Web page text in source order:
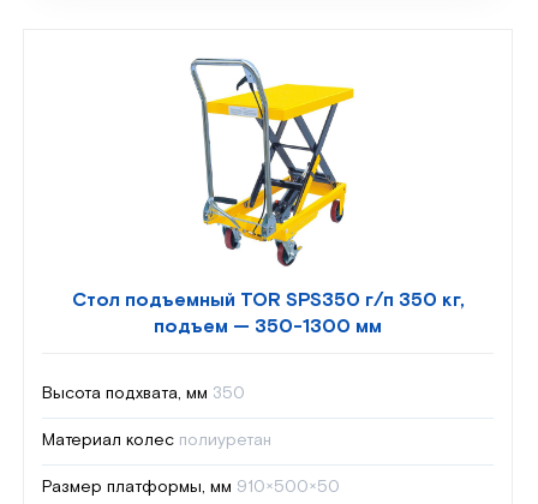
Стол подъемный TOR SPS350 г/п 350 кг,
подъем — 350-1300 мм
Высота подхвата, мм 350
Материал колес полиуретан
Размер платформы, мм 910×500×50